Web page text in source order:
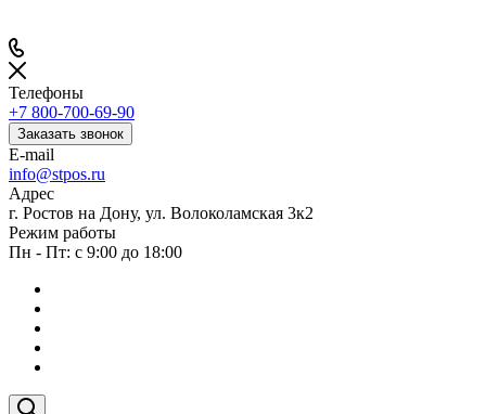
Телефоны
+7 800-700-69-90
Заказать звонок
E-mail
info@stpos.ru
Адрес
г. Ростов на Дону, ул. Волоколамская 3к2
Режим работы
Пн - Пт: с 9:00 до 18:00